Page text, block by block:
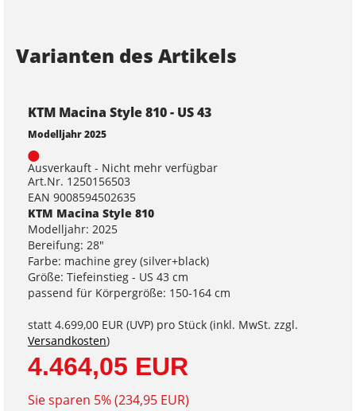
Varianten des Artikels
KTM Macina Style 810 - US 43
Modelljahr 2025
Ausverkauft - Nicht mehr verfügbar
Art.Nr. 1250156503
EAN 9008594502635
KTM Macina Style 810
Modelljahr: 2025
Bereifung: 28"
Farbe: machine grey (silver+black)
Größe: Tiefeinstieg - US 43 cm
passend für Körpergröße: 150-164 cm
statt 4.699,00 EUR (UVP) pro Stück (inkl. MwSt. zzgl.
Versandkosten)
4.464,05 EUR
Sie sparen 5% (234,95 EUR)